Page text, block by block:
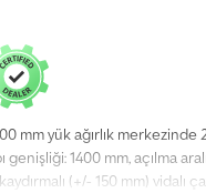
mm yük ağırlık
1400 mm, açılma
(+/- 150 mm) vidalı